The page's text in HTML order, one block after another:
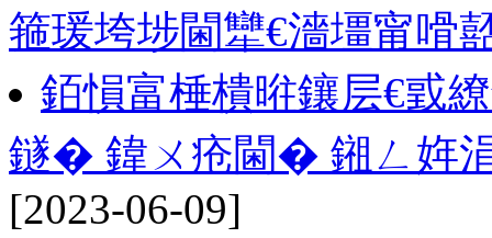
箍瑗垮埗閫犫€濇壃甯嗗
銆愪富棰樻暀鑲层€戜
鐩� 鍏ㄨ疮閫� 鎺ㄥ姩
[2023-06-09]